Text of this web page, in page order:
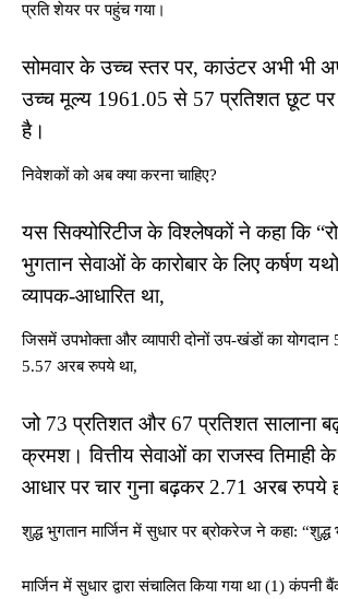
प्रति शेयर पर पहुंच गया।
सोमवार के उच्च स्तर पर, काउंटर अभी भी
उच्च मूल्य 1961.05 से 57 प्रतिशत छूट पर
है।
निवेशकों को अब क्या करना चाहिए?
यस सिक्योरिटीज के विश्लेषकों ने कहा कि
भुगतान सेवाओं के कारोबार के लिए कर्षण
व्यापक-आधारित था,
जिसमें उपभोक्ता और व्यापारी दोनों उप-खंडों का
5.57 अरब रुपये था,
जो 73 प्रतिशत और 67 प्रतिशत सालाना
क्रमश। वित्तीय सेवाओं का राजस्व तिमाही के
आधार पर चार गुना बढ़कर 2.71 अरब रुपये
शुद्ध भुगतान मार्जिन में सुधार पर ब्रोकरेज ने कहा: “शुद्ध
मार्जिन में सुधार द्वारा संचालित किया गया था (1) कंपनी